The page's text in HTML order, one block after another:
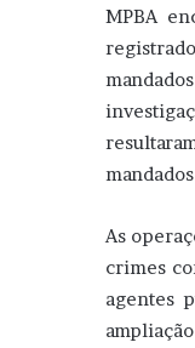
MPBA
As
crimes
agentes